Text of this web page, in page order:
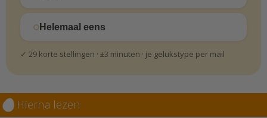
Helemaal eens
✓ 29 korte stellingen · ±3 minuten · je gelukstype per mail
Hierna lezen